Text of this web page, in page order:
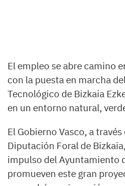
El empleo se abre camino
con la puesta en marcha
Tecnológico de Bizkaia
en un entorno natural,
El Gobierno Vasco, a
Diputación Foral de
impulso del Ayuntamiento
promueven este gran